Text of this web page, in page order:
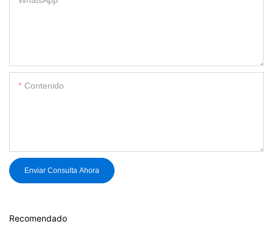
Contenido
Enviar Consulta Ahora
Recomendado